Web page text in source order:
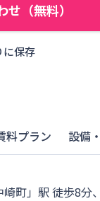
（無料）
に保存
料プラン 設備
町」駅 徒歩8